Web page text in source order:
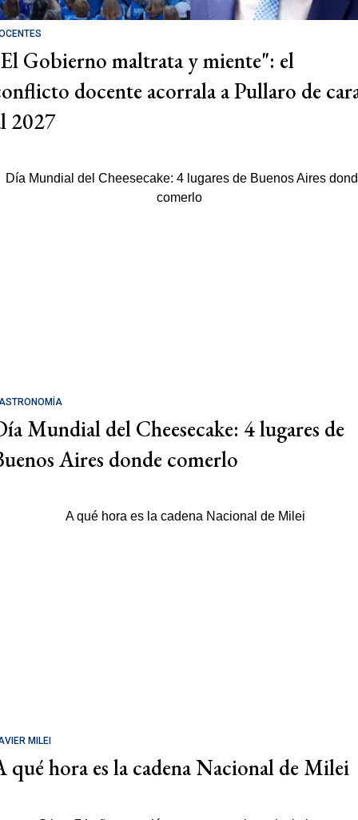
Gobierno maltrata y miente": el
docente acorrala a Pullaro de
2027
Mundial del Cheesecake: 4 lugares de
Aires donde comerlo
MILEI
qué hora es la cadena Nacional de Milei